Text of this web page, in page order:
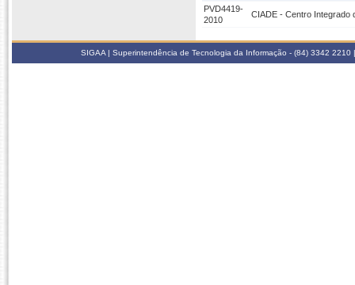
PVD4419-
2010
CIADE - Centro Integrado
SIGAA | Superintendência de Tecnologia da Informação - (84) 3342